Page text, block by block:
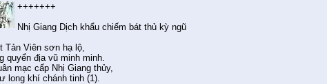
+++++++
Nhị Giang Dịch khẩu chiếm bát thủ kỳ ngũ
Tản Viên sơn hạ lộ,
quyển địa vũ minh minh.
mạc cấp Nhị Giang thủy,
long khí chánh tinh (1).